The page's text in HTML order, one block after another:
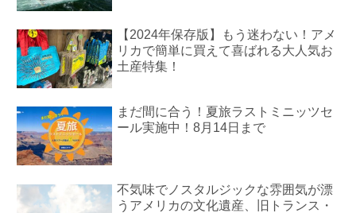
【2024年保存版】もう迷わない！アメ
リカで簡単に買えて喜ばれる大人気お
土産特集！
まだ間に合う！夏旅ラストミニッツセ
ール実施中！8月14日まで
不気味でノスタルジックな雰囲気が漂
うアメリカの文化遺産、旧トランス・